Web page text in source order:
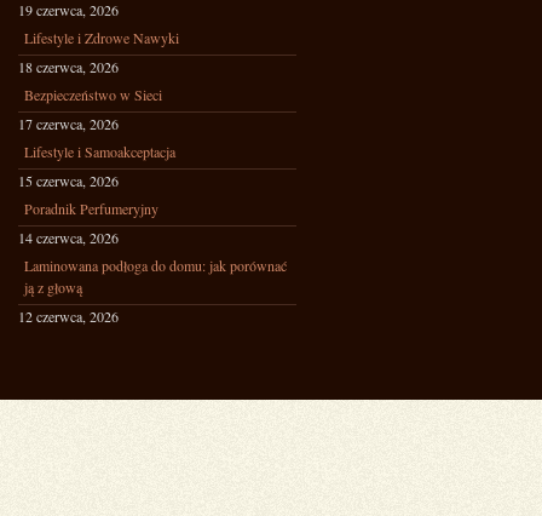
19 czerwca, 2026
Lifestyle i Zdrowe Nawyki
18 czerwca, 2026
Bezpieczeństwo w Sieci
17 czerwca, 2026
Lifestyle i Samoakceptacja
15 czerwca, 2026
Poradnik Perfumeryjny
14 czerwca, 2026
Laminowana podłoga do domu: jak porównać
ją z głową
12 czerwca, 2026